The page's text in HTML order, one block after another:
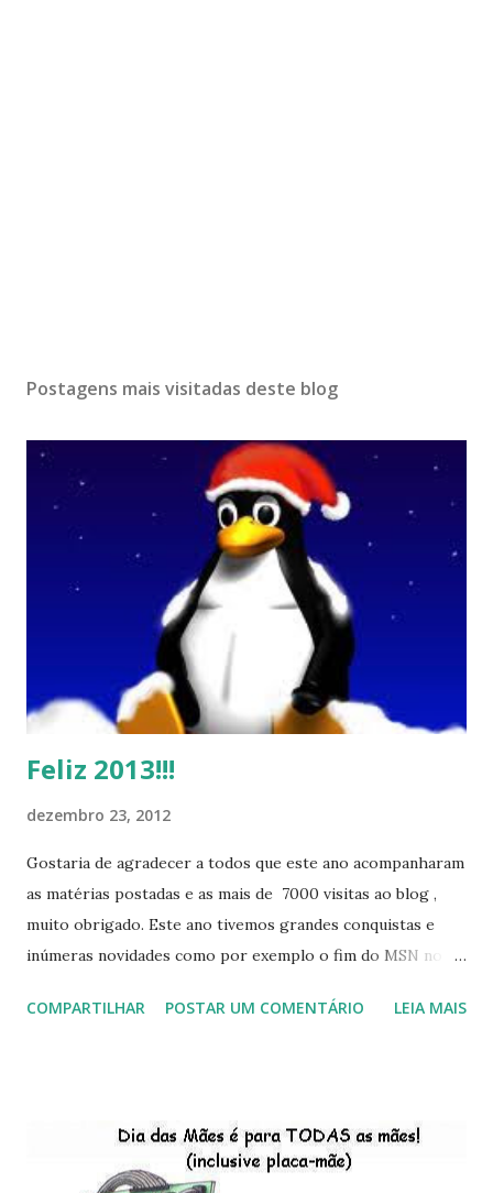
Postagens mais visitadas deste blog
Feliz 2013!!!
dezembro 23, 2012
Gostaria de agradecer a todos que este ano acompanharam
as matérias postadas e as mais de 7000 visitas ao blog ,
muito obrigado. Este ano tivemos grandes conquistas e
inúmeras novidades como por exemplo o fim do MSN no
do Kaiana que será lançada em 2013, distro nacional , a
do LibreOffice , o IX Latinoware, a Microsoft boicotando o
Linux (como sempre), o lançamento do Windows 8 e a sua
COMPARTILHAR POSTAR UM COMENTÁRIO LEIA MAIS